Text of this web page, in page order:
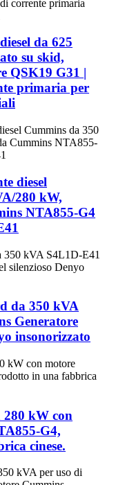
da 625
su skid,
QSK19 G31 |
primaria per
diesel
280 kW,
NTA855-G4
da 350 kVA
Generatore
insonorizzato
280 kW con
G4,
cinese.